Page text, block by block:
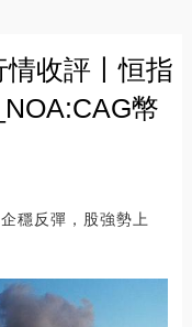
收評丨恒指
幣
穩反彈，股強勢上